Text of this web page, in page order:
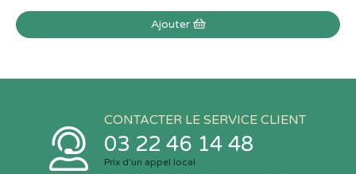
Ajouter
CONTACTER LE SERVICE CLIENT
03 22 46 14 48
Prix d’un appel local